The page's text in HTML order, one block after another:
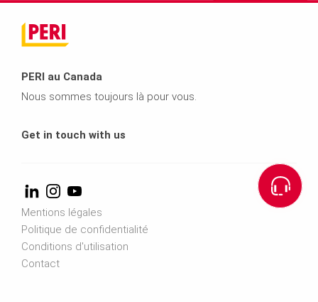
PERI au Canada
Nous sommes toujours là pour vous.
Get in touch with us
Mentions légales
Politique de confidentialité
Conditions d'utilisation
Contact